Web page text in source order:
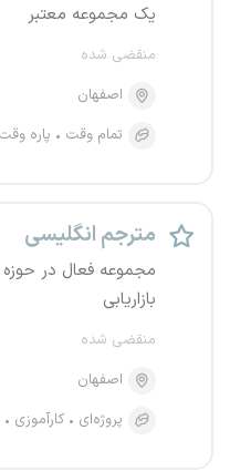
یک مجموعه معتبر
منقضی شده
اصفهان
تمام وقت
پاره وقت
مترجم انگلیسی
مجموعه فعال در
بازاریابی
منقضی شده
اصفهان
پروژه‌ای
کارآموزی